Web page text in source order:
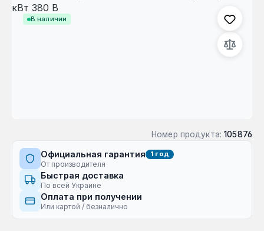
В наличии
Номер продукта: 105876
Официальная гарантия 1 год
От производителя
Быстрая доставка
По всей Украине
Оплата при получении
Или картой / безналично